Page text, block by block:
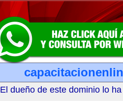
El dueño de este dominio lo